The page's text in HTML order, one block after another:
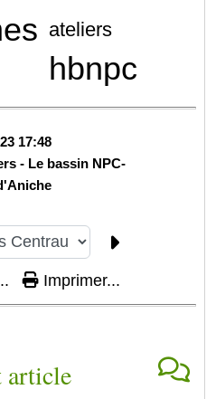
ateliers
hbnpc
17:48
- Le bassin NPC-
Imprimer...
article